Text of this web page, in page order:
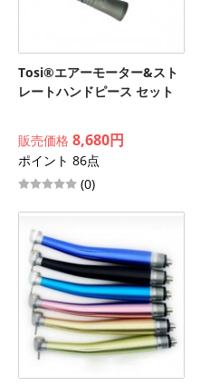
Tosi®エアーモーター&スト
レートハンドピース セット
販売価格 8,680円
ポイント 86点
(0)